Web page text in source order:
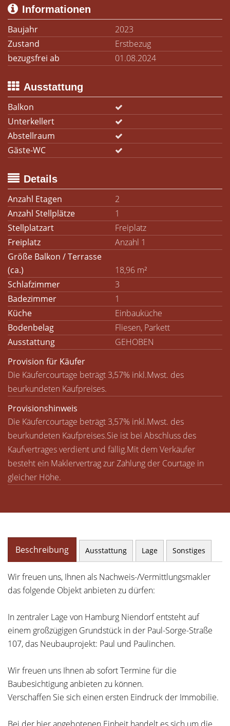
Informationen
Baujahr
2023
Zustand
Erstbezug
bezugsfrei ab
01.08.2024
Ausstattung
Balkon
Unterkellert
Abstellraum
Gäste-WC
Details
Anzahl Etagen
2
Anzahl Stellplätze
1
Stellplatzart
Freiplatz
Freiplatz
Anzahl 1
Größe Balkon / Terrasse
(ca.)
18,96 m²
Schlafzimmer
3
Badezimmer
1
Küche
Einbauküche
Bodenbelag
Fliesen, Parkett
Ausstattung
GEHOBEN
Provision für Käufer
Die Käufercourtage beträgt 3,57% inkl.Mwst. des
beurkundeten Kaufpreises.
Provisionshinweis
Die Käufercourtage beträgt 3,57% inkl.Mwst. des
beurkundeten Kaufpreises.Sie ist bei Abschluss des
Kaufvertrages verdient und fällig.Mit dem Verkäufer
besteht ein Maklervertrag zur Zahlung der Courtage in
gleicher Höhe.
Beschreibung Ausstattung Lage Sonstiges
Wir freuen uns, Ihnen als Nachweis-/Vermittlungsmakler
das folgende Objekt anbieten zu dürfen:
In zentraler Lage von Hamburg Niendorf entsteht auf
einem großzügigen Grundstück in der Paul-Sorge-Straße
107, das Neubauprojekt: Paul und Paulinchen.
Wir freuen uns Ihnen ab sofort Termine für die
Baubesichtigung anbieten zu können.
Verschaffen Sie sich einen ersten Eindruck der Immobilie.